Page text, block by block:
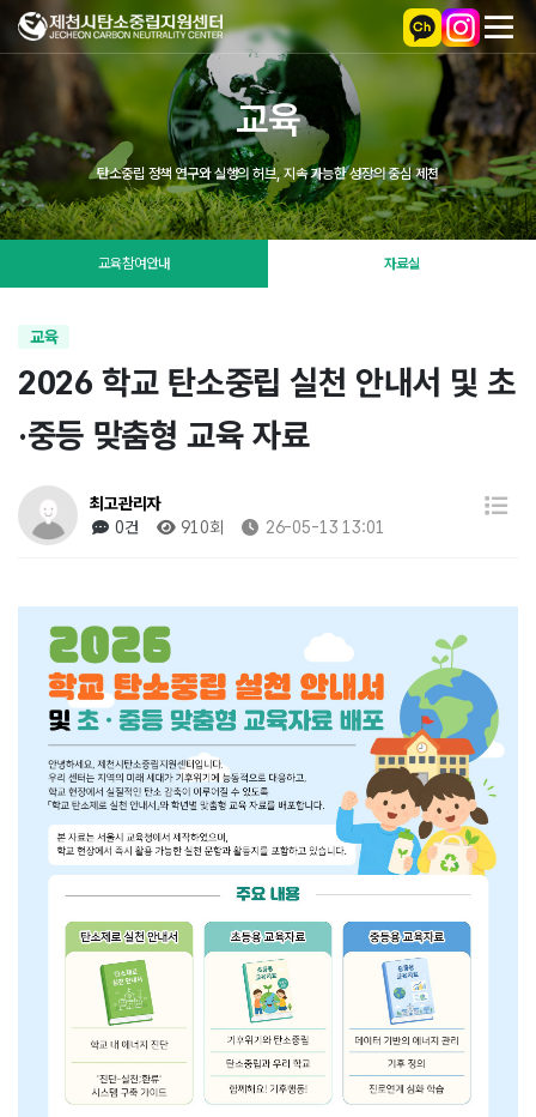
교육
탄소중립 정책 연구와 실행의 허브, 지속 가능한 성장의 중심 제천
교육참여안내 자료실
교육
2026 학교 탄소중립 실천 안내서 및 초
·중등 맞춤형 교육 자료
최고관리자
0건
910회 26-05-13 13:01